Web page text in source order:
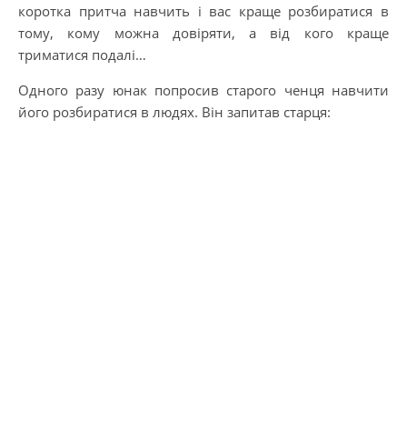
коротка притча навчить і вас краще розбиратися в
тому, кому можна довіряти, а від кого краще
триматися подалі…
Одного разу юнак попросив старого ченця навчити
його розбиратися в людях. Він запитав старця: